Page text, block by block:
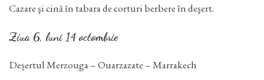
Cazare şi cină în tabara de corturi berbere în deşert.
Ziua 6, luni 14 octombrie
Deșertul Merzouga – Ouarzazate – Marrakech